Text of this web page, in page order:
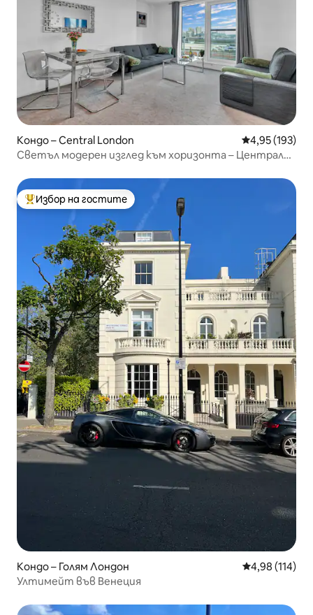
Кондо – Central London Средна
4,95 (193)
Светъл модерен изглед към хоризонта – Централен
Най-популярен избор на гостите
Избор на гостите
Кондо – Голям Лондон Средна
4,98 (114)
Ултимейт във Венеция